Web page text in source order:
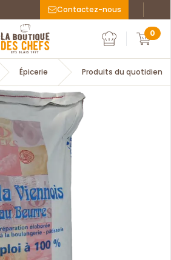
Contactez-nous
La Boutique des chefs
Mon compte
Mon
0
Épicerie Produits du quotidien